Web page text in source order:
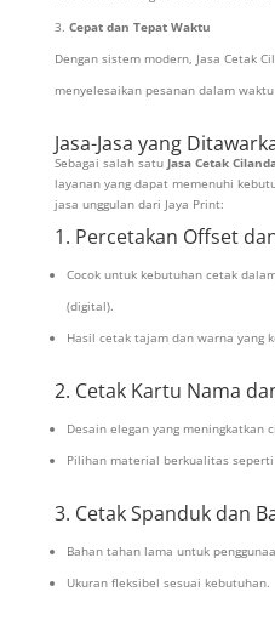
Cepat dan Tepat Waktu
Dengan sistem modern, Jasa Cetak
menyelesaikan pesanan dalam
Jasa-Jasa yang
Sebagai salah satu Jasa Cetak
layanan yang dapat memenuhi
jasa unggulan dari Jaya Print:
1. Percetakan Offset
Cocok untuk kebutuhan cetak
(digital).
Hasil cetak tajam dan warna yang
2. Cetak Kartu Nama
Desain elegan yang meningkatkan
Pilihan material berkualitas seperti
3. Cetak Spanduk dan
Bahan tahan lama untuk
Ukuran fleksibel sesuai kebutuhan.